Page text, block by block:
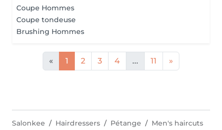
Coupe Hommes
Coupe tondeuse
Brushing Hommes
« 1 2 3 4 ... 11 »
Salonkee Hairdressers Pétange Men's haircuts